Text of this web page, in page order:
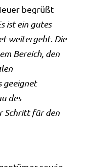
begrüßt
ist ein gutes
weitergeht. Die
Bereich, den
geeignet
des
Schritt für den